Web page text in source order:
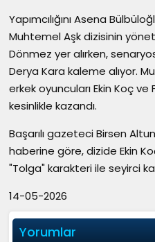
Yapımcılığını Asena
Muhtemel Aşk dizisinin
Dönmez yer alırken,
Derya Kara kaleme alıyor.
erkek oyuncuları Ekin Koç
kesinlikle kazandı.
Başarılı gazeteci Birsen
haberine göre, dizide Ekin
"Tolga" karakteri ile seyirci
14-05-2026
Yorumlar